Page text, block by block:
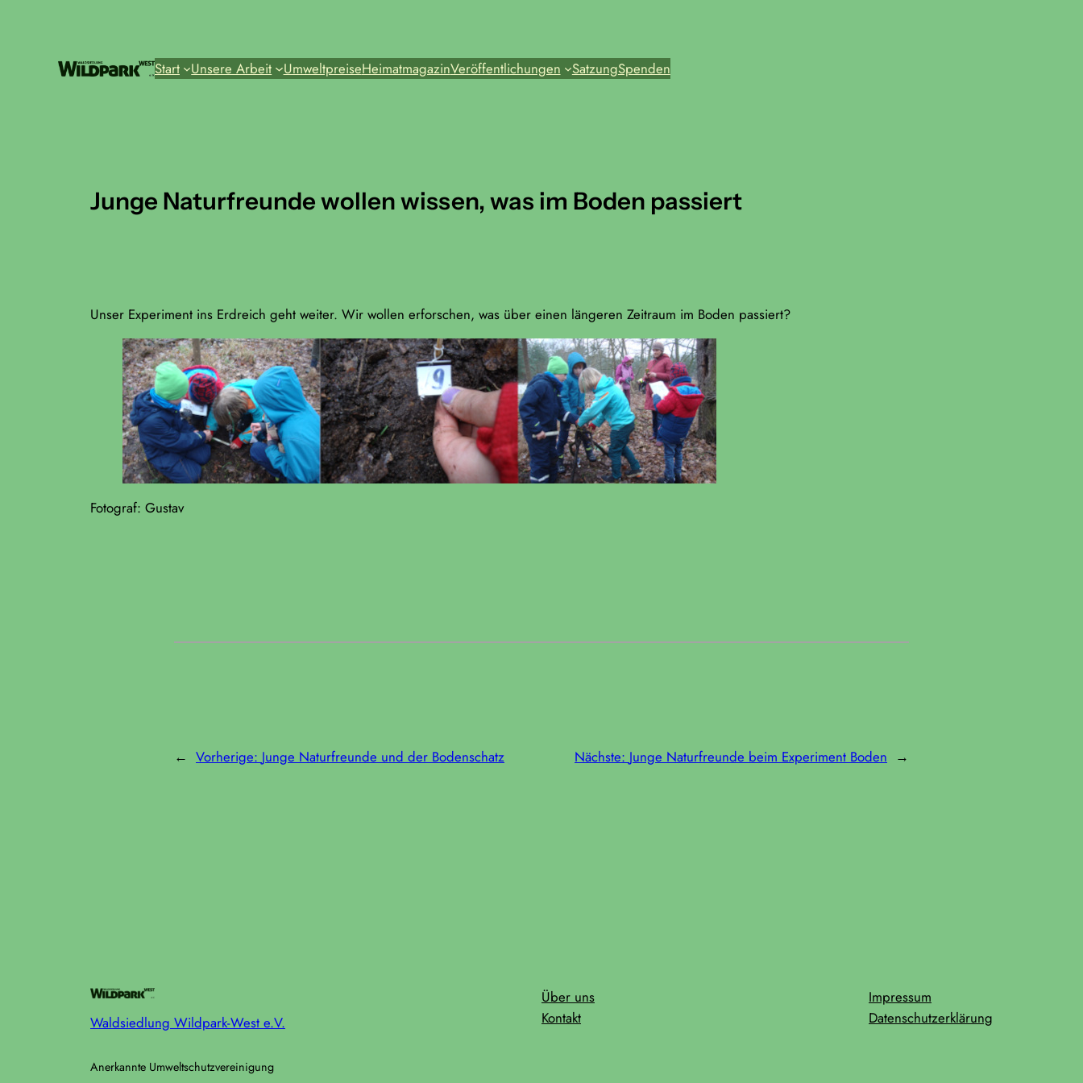
Start Unsere Arbeit UmweltpreiseHeimatmagazinVeröffentlichungen SatzungSpenden
Junge Naturfreunde wollen wissen, was im Boden passiert
Unser Experiment ins Erdreich geht weiter. Wir wollen erforschen, was über einen längeren Zeitraum im Boden passiert?
Fotograf: Gustav
← Vorherige: Junge Naturfreunde und der Bodenschatz Nächste: Junge Naturfreunde beim Experiment Boden →
Waldsiedlung Wildpark-West e.V.
Anerkannte Umweltschutzvereinigung
Über uns
Kontakt
Impressum
Datenschutzerklärung